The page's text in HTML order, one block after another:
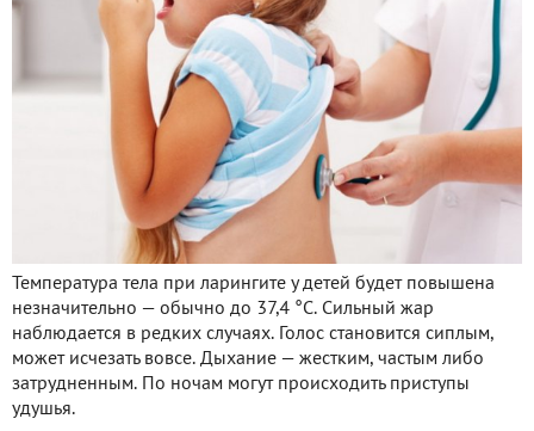
Температура тела при ларингите у детей будет повышена
незначительно — обычно до 37,4 °С. Сильный жар
наблюдается в редких случаях. Голос становится сиплым,
может исчезать вовсе. Дыхание — жестким, частым либо
затрудненным. По ночам могут происходить приступы
удушья.